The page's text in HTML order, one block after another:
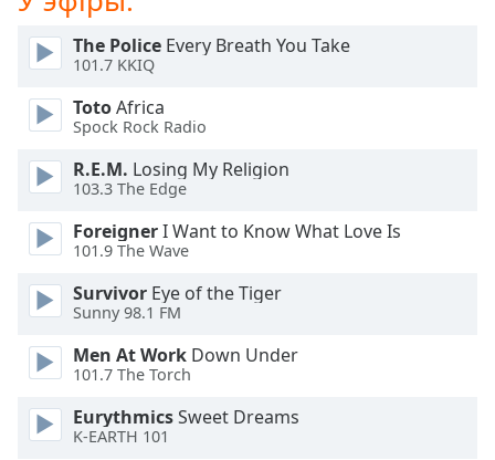
dialog
window.
Escape
close
window.
Color
Opacity
The Police Every Breath You Take
101.7 KKIQ
TotoAfrica
Spock Rock Radio
R.E.M. Losing My Religion
103.3 The Edge
ForeignerI Want to Know What Love Is
101.9 The Wave
Survivor Eye of the Tiger
Sunny 98.1 FM
Men At Work Down Under
101.7 The Torch
EurythmicsSweet Dreams
K-EARTH 101